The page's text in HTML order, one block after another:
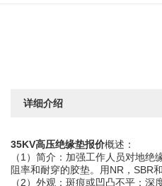
详细介绍
35KV高压绝缘垫报价概述：
（1）简介：加强工作人员对地
阻率和耐穿的胶垫。用NR，SBR
（2）外观：斑痕或凹凸不平：